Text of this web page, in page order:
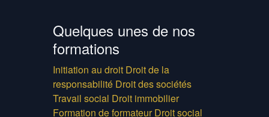
Quelques unes de nos
formations
Initiation au droit Droit de la
responsabilité Droit des sociétés
Travail social Droit immobilier
Formation de formateur Droit social